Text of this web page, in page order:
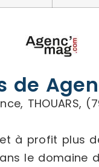
de
THOUARS,
à profit plus
le domaine